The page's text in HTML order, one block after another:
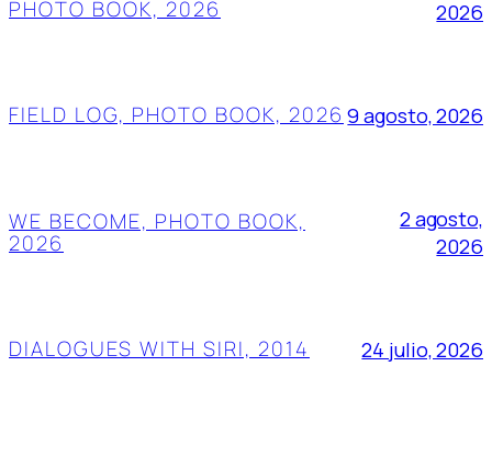
PHOTO BOOK, 2026
2026
FIELD LOG, PHOTO BOOK, 2026 9 agosto, 2026
WE BECOME, PHOTO BOOK,
2026
2 agosto,
2026
DIALOGUES WITH SIRI, 2014 24 julio, 2026